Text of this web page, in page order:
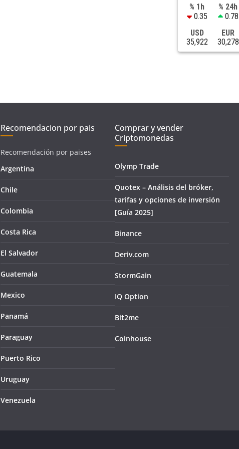
% 1h
0.35
% 24h
0.78
USD
35,922
EUR
30,278
Recomendacion por pais
Recomendación por paises
Argentina
Chile
Colombia
Costa Rica
El Salvador
Guatemala
Mexico
Panamá
Paraguay
Puerto Rico
Uruguay
Venezuela
Comprar y vender
Criptomonedas
Olymp Trade
Quotex – Análisis del bróker,
tarifas y opciones de inversión
[Guía 2025]
Binance
Deriv.com
StormGain
IQ Option
Bit2me
Coinhouse